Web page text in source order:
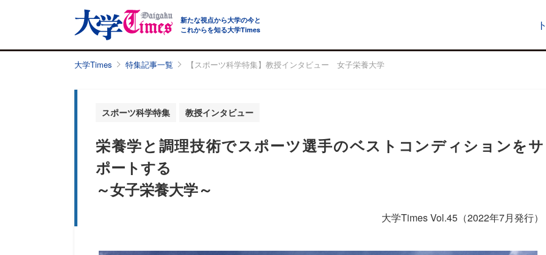
新たな視点から大学の今と
これからを知る大学Times
大学Times 特集記事一覧 【スポーツ科学特集】教授インタビュー 女子栄養大学
スポーツ科学特集 教授インタビュー
栄養学と調理技術でスポーツ選手のベストコンディションをサ
ポートする
～女子栄養大学～
大学Times Vol.45（2022年7月発行）